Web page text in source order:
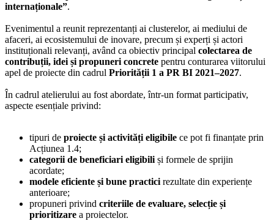
internaționale”.
Evenimentul a reunit reprezentanți ai clusterelor, ai mediului de
afaceri, ai ecosistemului de inovare, precum și experți și actori
instituționali relevanți, având ca obiectiv principal colectarea de
contribuții, idei și propuneri concrete pentru conturarea viitorului
apel de proiecte din cadrul Priorității 1 a PR BI 2021–2027.
În cadrul atelierului au fost abordate, într-un format participativ,
aspecte esențiale privind:
tipuri de proiecte și activități eligibile ce pot fi finanțate prin
Acțiunea 1.4;
categorii de beneficiari eligibiliși formele de sprijin
acordate;
modele eficiente și bune practicirezultate din experiențe
anterioare;
propuneri privind criteriile de evaluare, selecție și
prioritizare a proiectelor.